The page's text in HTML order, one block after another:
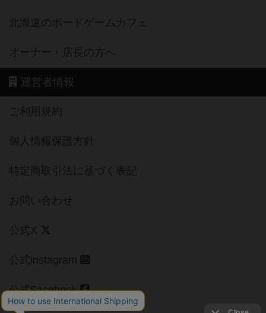
北海道のボードゲームカフェ
オーナー・店長の方へ
運営者情報
ご利用規約
個人情報保護方針
特定商取引法に基づく表記
お問い合わせ
公式X
公式instagram
公式Facebook